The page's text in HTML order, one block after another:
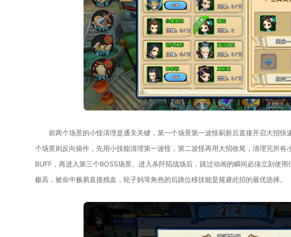
前两个场景的小怪清理是通关关键，第一个场景第一波怪刷新后直接开启大招快
个场景则反向操作，先用小技能清理第一波怪，第二波怪再用大招收尾，清理完所有
BUFF，再进入第三个BOSS场景。进入杀阡陌战场后，跳过动画的瞬间必须立刻使
极高，被命中极易直接残血，轮子妈等角色的后跳位移技能是规避此招的最优选择。